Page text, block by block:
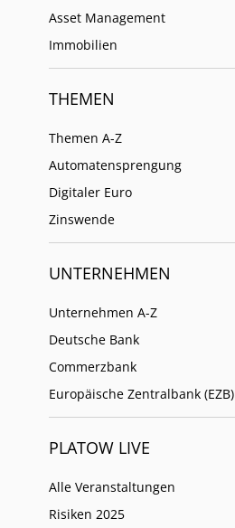
Asset Management
Immobilien
THEMEN
Themen A-Z
Automatensprengung
Digitaler Euro
Zinswende
UNTERNEHMEN
Unternehmen A-Z
Deutsche Bank
Commerzbank
Europäische Zentralbank (EZB)
PLATOW LIVE
Alle Veranstaltungen
Risiken 2025